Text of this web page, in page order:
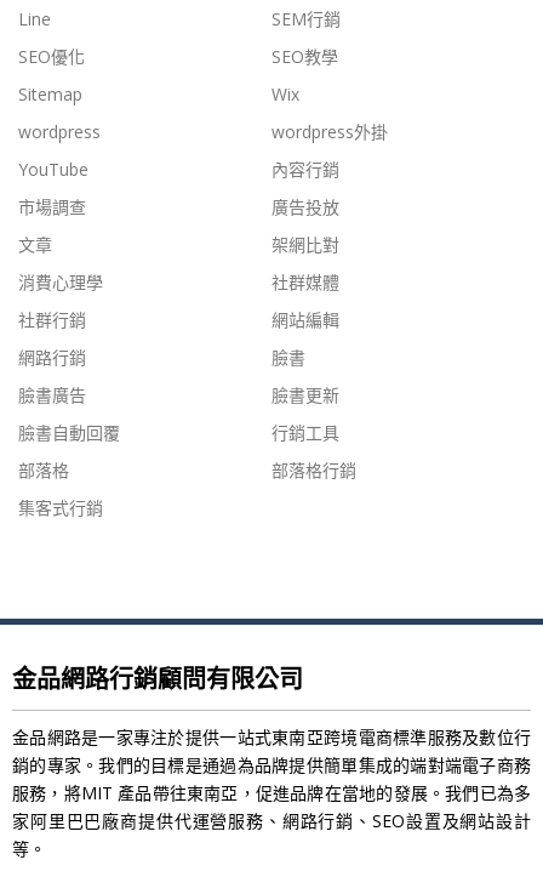
Line
SEM行銷
SEO優化
SEO教學
Sitemap
Wix
wordpress
wordpress外掛
YouTube
內容行銷
市場調查
廣告投放
文章
架網比對
消費心理學
社群媒體
社群行銷
網站編輯
網路行銷
臉書
臉書廣告
臉書更新
臉書自動回覆
行銷工具
部落格
部落格行銷
集客式行銷
金品網路行銷顧問有限公司
金品網路是一家專注於提供一站式東南亞跨境電商標準服務及數位行
銷的專家。我們的目標是通過為品牌提供簡單集成的端對端電子商務
服務，將MIT 產品帶往東南亞，促進品牌在當地的發展。我們已為多
家阿里巴巴廠商提供代運營服務、網路行銷、SEO設置及網站設計
等。